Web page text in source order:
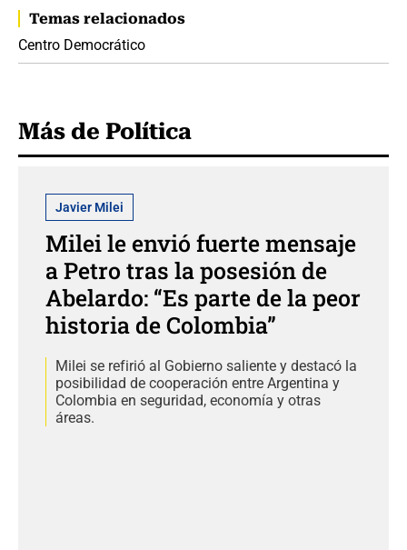
Temas relacionados
Centro Democrático
Más de Política
Javier Milei
Milei le envió fuerte mensaje
a Petro tras la posesión de
Abelardo: “Es parte de la peor
historia de Colombia”
Milei se refirió al Gobierno saliente y destacó la
posibilidad de cooperación entre Argentina y
Colombia en seguridad, economía y otras
áreas.